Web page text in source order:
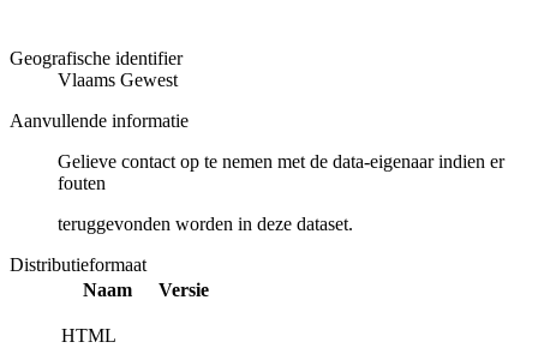
Geografische identifier
Vlaams Gewest
Aanvullende informatie
Gelieve contact op te nemen met de data-eigenaar indien er
fouten
teruggevonden worden in deze dataset.
Distributieformaat
Naam
Versie
HTML